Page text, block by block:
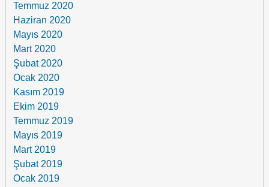
Temmuz 2020
Haziran 2020
Mayıs 2020
Mart 2020
Şubat 2020
Ocak 2020
Kasım 2019
Ekim 2019
Temmuz 2019
Mayıs 2019
Mart 2019
Şubat 2019
Ocak 2019